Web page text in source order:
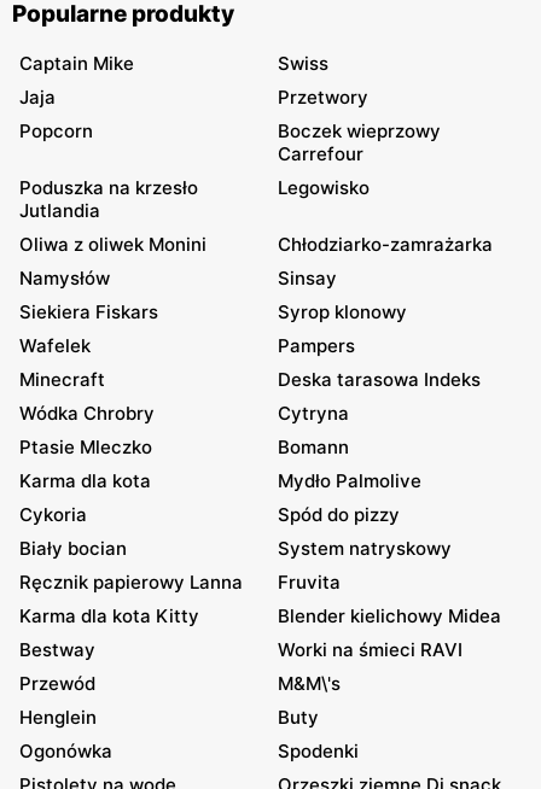
Popularne produkty
Captain Mike
Swiss
Jaja
Przetwory
Popcorn
Boczek wieprzowy
Carrefour
Poduszka na krzesło
Jutlandia
Legowisko
Oliwa z oliwek Monini
Chłodziarko-zamrażarka
Namysłów
Sinsay
Siekiera Fiskars
Syrop klonowy
Wafelek
Pampers
Minecraft
Deska tarasowa Indeks
Wódka Chrobry
Cytryna
Ptasie Mleczko
Bomann
Karma dla kota
Mydło Palmolive
Cykoria
Spód do pizzy
Biały bocian
System natryskowy
Ręcznik papierowy Lanna
Fruvita
Karma dla kota Kitty
Blender kielichowy Midea
Bestway
Worki na śmieci RAVI
Przewód
M&M\'s
Henglein
Buty
Ogonówka
Spodenki